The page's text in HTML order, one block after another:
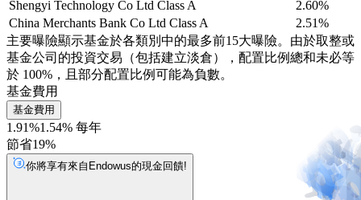
Shengyi Technology Co Ltd Class A
2.60%
China Merchants Bank Co Ltd Class A
2.51%
主要曝險顯示基金於各類別中的最多前15大曝險。由於取整或
基金公司的投資交易（包括建立淡倉），配置比例總和未必等
於 100%，且部分配置比例可能為負數。
基金費用
基金費用
1.91%1.54% 每年
節省19%
你將享有來自Endowus的現金回饋!